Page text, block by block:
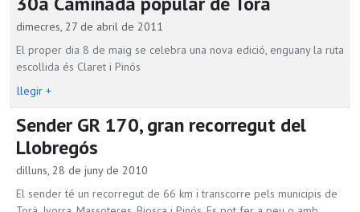
dimecres, 27 de abril de 2011
El proper dia 8 de maig se celebra una nova edició, enguany la ruta
escollida és Claret i Pinós
llegir +
Sender GR 170, gran recorregut del
Llobregós
dilluns, 28 de juny de 2010
El sender té un recorregut de 66 km i transcorre pels municipis de